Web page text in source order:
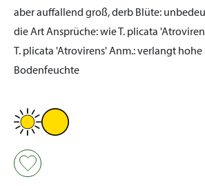
aber auffallend groß, derb Blüte:
die ArtAnsprüche:wie T. plicata
T. plicata 'Atrovirens'Anm.:verlangt hohe
Bodenfeuchte